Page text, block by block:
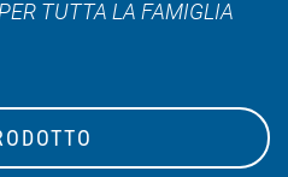
TUTTA LA FAMIGLIA